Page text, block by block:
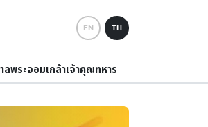
EN TH
ลพระจอมเกล้าเจ้าคุณทหาร